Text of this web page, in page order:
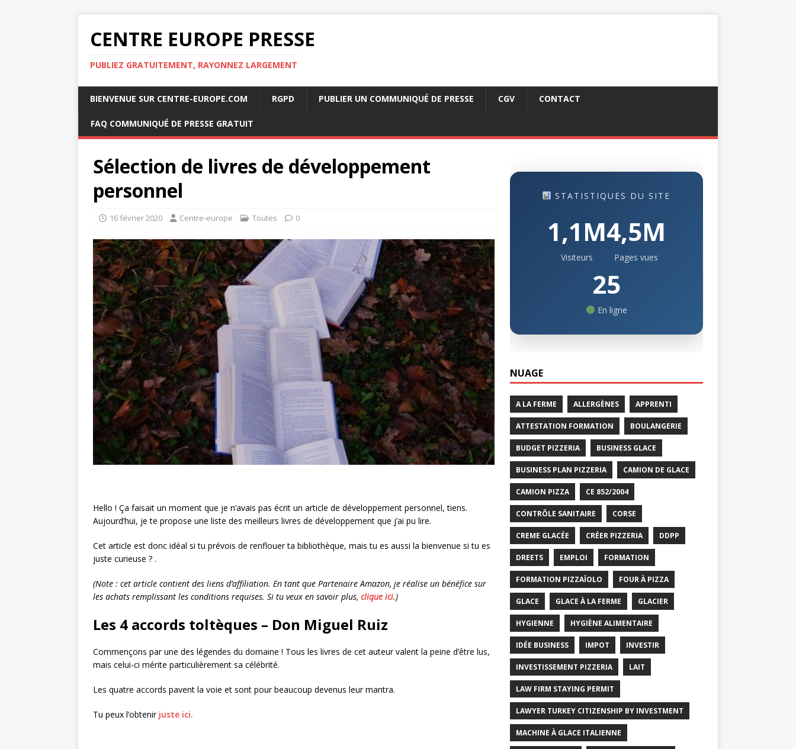
CENTRE EUROPE PRESSE
PUBLIEZ GRATUITEMENT, RAYONNEZ LARGEMENT
BIENVENUE SUR CENTRE-EUROPE.COM RGPD PUBLIER UN COMMUNIQUÉ DE PRESSE CGV CONTACT
FAQ COMMUNIQUÉ DE PRESSE GRATUIT
Sélection de livres de développement
personnel
16 février 2020 Centre-europe Toutes 0
Hello ! Ça faisait un moment que je n’avais pas écrit un article de développement personnel, tiens.
Aujourd’hui, je te propose une liste des meilleurs livres de développement que j’ai pu lire.
Cet article est donc idéal si tu prévois de renflouer ta bibliothèque, mais tu es aussi la bienvenue si tu es
juste curieuse ? .
(Note : cet article contient des liens d’affiliation. En tant que Partenaire Amazon, je réalise un bénéfice sur
les achats remplissant les conditions requises. Si tu veux en savoir plus, clique ici.)
Les 4 accords toltèques – Don Miguel Ruiz
Commençons par une des légendes du domaine ! Tous les livres de cet auteur valent la peine d’être lus,
mais celui-ci mérite particulièrement sa célébrité.
Les quatre accords pavent la voie et sont pour beaucoup devenus leur mantra.
Tu peux l’obtenir juste ici.
STATISTIQUES DU SITE
1,1M
Visiteurs
4,5M
Pages vues
25
En ligne
NUAGE
A LA FERME ALLERGÈNES APPRENTI
ATTESTATION FORMATION BOULANGERIE
BUDGET PIZZERIA BUSINESS GLACE
BUSINESS PLAN PIZZERIA CAMION DE GLACE
CAMION PIZZA CE 852/2004
CONTRÔLE SANITAIRE CORSE
CREME GLACÉE CRÉER PIZZERIA DDPP
DREETS EMPLOI FORMATION
FORMATION PIZZAÏOLO FOUR À PIZZA
GLACE GLACE À LA FERME GLACIER
HYGIENNE HYGIÈNE ALIMENTAIRE
IDÉE BUSINESS IMPOT INVESTIR
INVESTISSEMENT PIZZERIA LAIT
LAW FIRM STAYING PERMIT
LAWYER TURKEY CITIZENSHIP BY INVESTMENT
MACHINE À GLACE ITALIENNE